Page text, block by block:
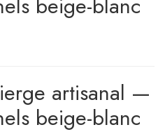
artisanal —
beige-blanc